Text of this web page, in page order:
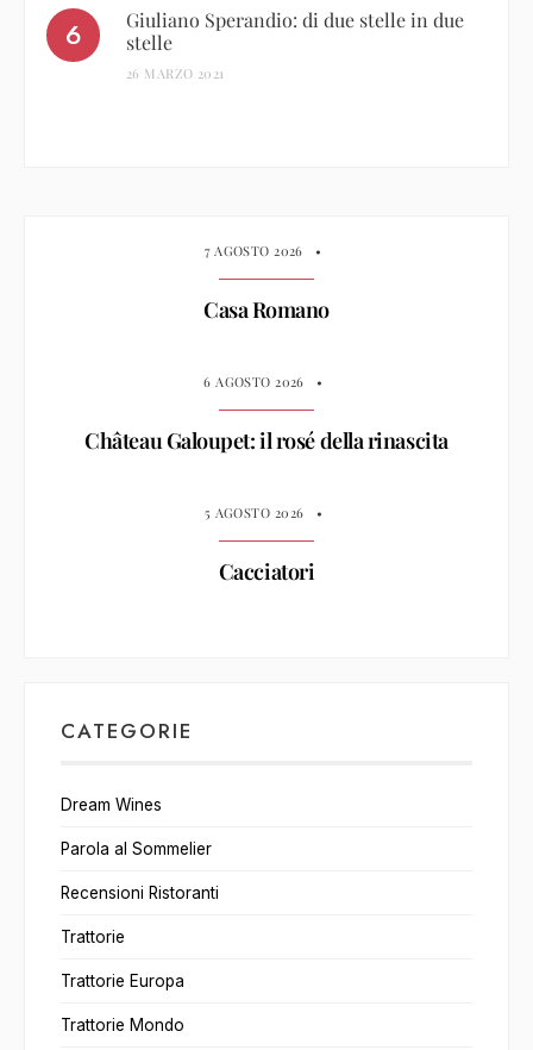
Giuliano Sperandio: di due stelle in due
stelle
26 MARZO 2021
7 AGOSTO 2026 •
Casa Romano
6 AGOSTO 2026 •
Château Galoupet: il rosé della rinascita
5 AGOSTO 2026 •
Cacciatori
CATEGORIE
Dream Wines
Parola al Sommelier
Recensioni Ristoranti
Trattorie
Trattorie Europa
Trattorie Mondo